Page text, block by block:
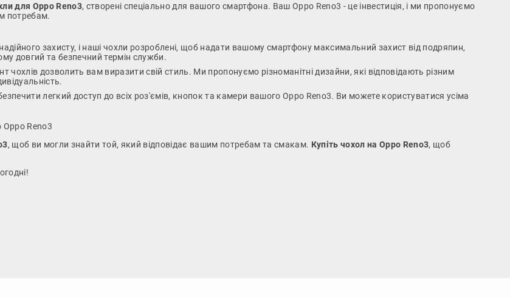
для Oppo Reno3, створені спеціально для вашого смартфона. Ваш Oppo Reno3 - це інвестиція, і ми пропонуємо
потребам.
захисту, і наші чохли розроблені, щоб надати вашому смартфону максимальний захист від подряпин,
довгий та безпечний термін служби.
чохлів дозволить вам виразити свій стиль. Ми пропонуємо різноманітні дизайни, які відповідають різним
легкий доступ до всіх роз'ємів, кнопок та камери вашого Oppo Reno3. Ви можете користуватися усіма
Oppo Reno3
, щоб ви могли знайти той, який відповідає вашим потребам та смакам. Купіть чохол на Oppo Reno3, щоб